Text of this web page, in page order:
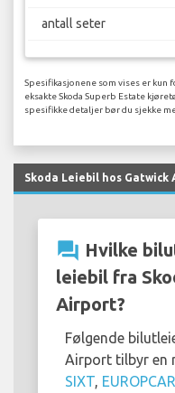
antall seter
Spesifikasjonene som vises er kun
eksakte Skoda Superb Estate
spesifikke detaljer bør du sjekke
Skoda Leiebil hos Gatwick
question_answer Hvilke
leiebil fra
Airport?
Følgende
Airport tilbyr en
SIXT EUROPCAR